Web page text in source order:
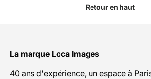
Retour en haut
La marque Loca Images
40 ans d'expérience, un espace à